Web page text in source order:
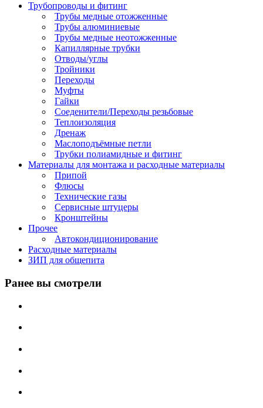
Трубопроводы и фитинг
Трубы медные отожженные
Трубы алюминиевые
Трубы медные неотожженные
Капиллярные трубки
Отводы/углы
Тройники
Переходы
Муфты
Гайки
Соеденители/Переходы резьбовые
Теплоизоляция
Дренаж
Маслоподъёмные петли
Трубки полиамидные и фитинг
Материалы для монтажа и расходные материалы
Припой
Флюсы
Технические газы
Сервисные штуцеры
Кронштейны
Прочее
Автокондиционирование
Расходные материалы
ЗИП для общепита
Ранее вы смотрели